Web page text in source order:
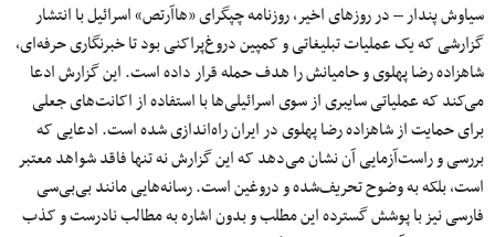
سیاوش پندار – در روزهای اخیر، روزنامه چپگرای «هاآرتص» اسرائیل با انتشار
گزارشی که یک عملیات تبلیغاتی و کمپین دروغ‌پراکنی بود تا خبرنگاری حرفه‌ای،
شاهزاده رضا پهلوی و حامیانش را هدف حمله قرار داده است. این گزارش ادعا
می‌کند که عملیاتی سایبری از سوی اسرائیلی‌‌ها با استفاده از اکانت‌های جعلی
برای حمایت از شاهزاده رضا پهلوی در ایران راه‌اندازی شده است. ادعایی که
بررسی و راست‌آزمایی آن نشان می‌دهد که این گزارش نه تنها فاقد شواهد معتبر
است، بلکه به وضوح تحریف‌شده و دروغین است. رسانه‌هایی مانند بی‌بی‌سی
فارسی نیز با پوشش گسترده این مطلب و بدون اشاره به مطالب نادرست و کذب